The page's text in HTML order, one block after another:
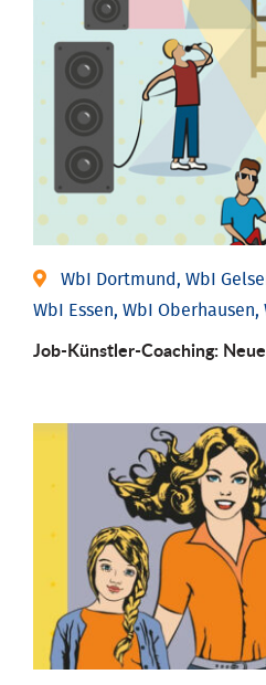
WbI Dortmund, WbI
WbI Essen, WbI Oberhausen,
Job-Künstler-Coaching: